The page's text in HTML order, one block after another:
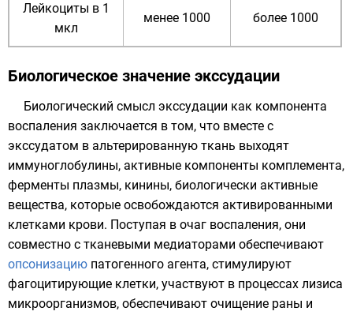
Лейкоциты в 1
мкл
менее 1000 более 1000
Биологическое значение экссудации
Биологический смысл экссудации как компонента
воспаления заключается в том, что вместе с
экссудатом в альтерированную ткань выходят
иммуноглобулины, активные компоненты комплемента,
ферменты плазмы, кинины, биологически активные
вещества, которые освобождаются активированными
клетками крови. Поступая в очаг воспаления, они
совместно с тканевыми медиаторами обеспечивают
опсонизацию патогенного агента, стимулируют
фагоцитирующие клетки, участвуют в процессах лизиса
микроорганизмов, обеспечивают очищение раны и